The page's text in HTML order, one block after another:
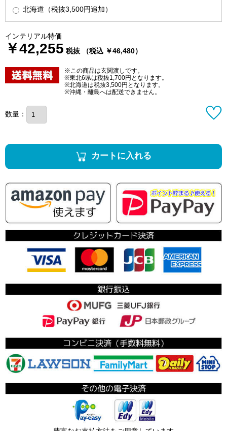
北海道（税抜3,500円追加）
インテリアル特価
￥42,255 税抜 （税込 ￥46,480）
※この商品は玄関渡しです。
※東北6県は税抜1,700円となります。
※北海道は税抜3,500円となります。
※沖縄・離島へは配送できません。
数量：
カートに入れる